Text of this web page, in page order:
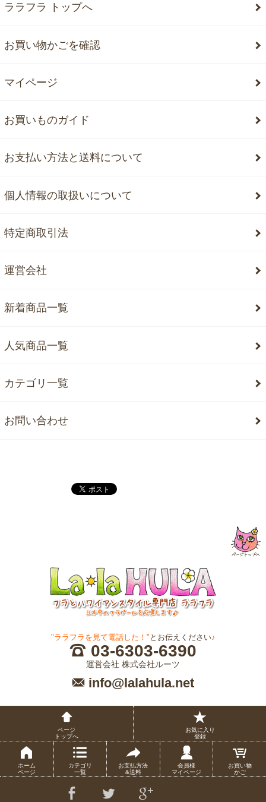
ララフラ トップへ
お買い物かごを確認
マイページ
お買いものガイド
お支払い方法と送料について
個人情報の取扱いについて
特定商取引法
運営会社
新着商品一覧
人気商品一覧
カテゴリ一覧
お問い合わせ
"ララフラを見て電話した！" とお伝えください♪
03-6303-6390
運営会社 株式会社ルーツ
info@lalahula.net
ページ
トップへ
お気に入り
登録
ホーム
ページ
カテゴリ
一覧
お支払方法
&送料
会員様
マイページ
お買い物
かご